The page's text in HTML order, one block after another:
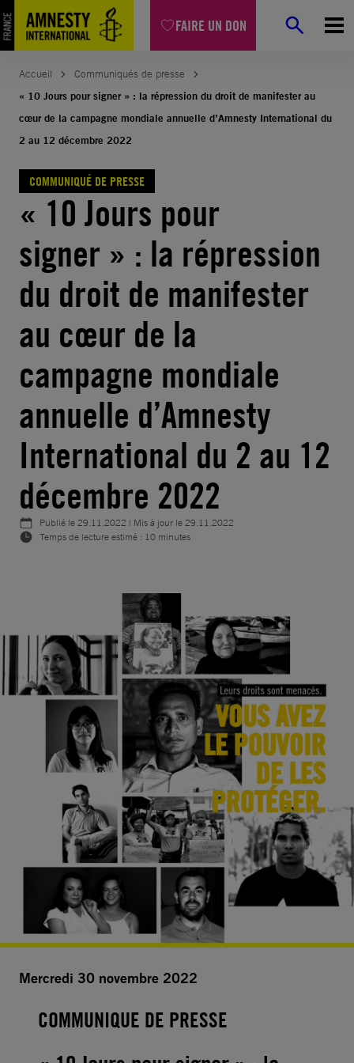
FAIRE UN DON
Aller
au
contenu
Accueil
Communiqués de presse
« 10 Jours pour signer » : la répression du droit de manifester au
cœur de la campagne mondiale annuelle d’Amnesty International du
2 au 12 décembre 2022
COMMUNIQUÉ DE PRESSE
« 10 Jours pour
signer » : la répression
du droit de manifester
au cœur de la
campagne mondiale
annuelle d’Amnesty
International du 2 au 12
décembre 2022
Publié le29.11.2022 | Mis à jour le29.11.2022
Temps de lecture estimé : 10 minutes
Mercredi 30 novembre 2022
COMMUNIQUE DE PRESSE